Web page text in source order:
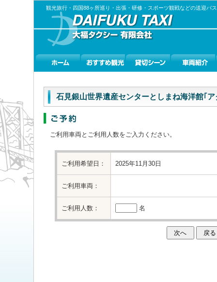
観光旅行・四国88ヶ所巡り・出張・研修・スポーツ観戦などの送迎バ
石見銀山世界遺産センターとしまね海洋館｢ア
ご利用車両とご利用人数をご入力ください。
ご利用希望日： 2025年11月30日
ご利用車両：
ご利用人数： 名